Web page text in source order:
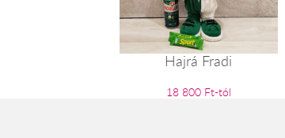
Hajrá Fradi
18 800 Ft-tól